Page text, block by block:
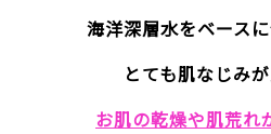
海洋深層水をベース
とても肌なじみ
お肌の乾燥や肌荒れ